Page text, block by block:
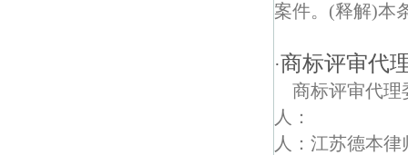
案件。(释解)本
·商标评审代
商标评审
人：江苏德本律